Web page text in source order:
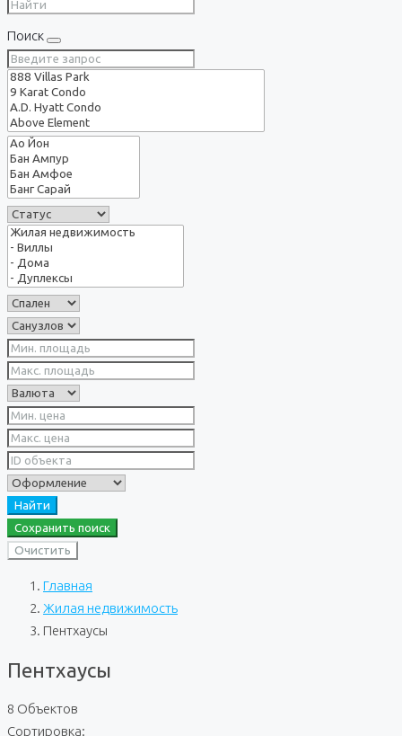
Поиск
Найти
Сохранить поиск
Очистить
Главная
Жилая недвижимость
Пентхаусы
Пентхаусы
8 Объектов
Сортировка: